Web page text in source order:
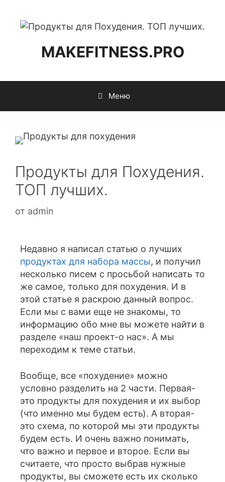
MAKEFITNESS.PRO
Меню
Продукты для Похудения.
ТОП лучших.
от admin
Недавно я написал статью о лучших
продуктах для набора массы, и получил
несколько писем с просьбой написать то
же самое, только для похудения. И в
этой статье я раскрою данный вопрос.
Если мы с вами еще не знакомы, то
информацию обо мне вы можете найти в
разделе «наш проект-о нас». А мы
переходим к теме статьи.
Вообще, все «похудение» можно
условно разделить на 2 части. Первая-
это продукты для похудения и их выбор
(что именно мы будем есть). А вторая-
это схема, по которой мы эти продукты
будем есть. И очень важно понимать,
что важно и первое и второе. Если вы
считаете, что просто выбрав нужные
продукты, вы сможете есть их сколько